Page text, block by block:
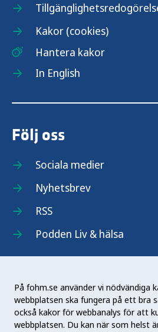
På fohm.se använder vi nödvändiga
webbplatsen ska fungera på ett bra
också kakor för webbanalys för att
webbplatsen. Du kan när som helst
Kakor (cookies)
Hantera kakor
In English
Följ oss
Sociala medier
Nyhetsbrev
RSS
Podden Liv & hälsa
Folkhälsomyndigheten
kunskapsmyndighet som